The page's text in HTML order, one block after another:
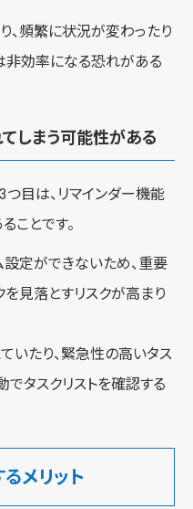
、頻繁に状況が変わったり
非効率になる恐れがある
しまう可能性がある
つ目は、リマインダー機能
ことです。
定ができないため、重要
見落とすリスクが高まり
いたり、緊急性の高いタス
タスクリストを確認する
メリット